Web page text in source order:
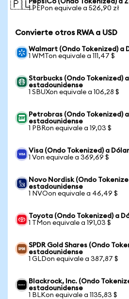
🇵🇱PepsiCo (Ondo Tokenized) a
1 PEPon equivale a 526,90 zł
Convierte otros RWA a USD
Walmart (Ondo Tokenized) a
1 WMTon equivale a 111,47 $
Starbucks (Ondo Tokenized)
estadounidense
1 SBUXon equivale a 106,28 $
Petrobras (Ondo Tokenized)
estadounidense
1 PBRon equivale a 19,03 $
Visa (Ondo Tokenized) a
1 Von equivale a 369,69 $
Novo Nordisk (Ondo
estadounidense
1 NVOon equivale a 46,49 $
Toyota (Ondo Tokenized) a
1 TMon equivale a 191,03 $
SPDR Gold Shares (Ondo
estadounidense
1 GLDon equivale a 387,87 $
Blackrock, Inc. (Ondo
estadounidense
1 BLKon equivale a 1135,83 $